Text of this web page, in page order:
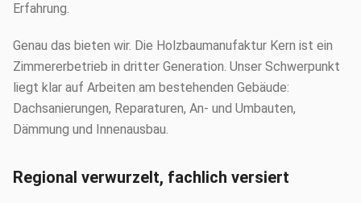
Erfahrung.
Genau das bieten wir. Die Holzbaumanufaktur Kern ist ein
Zimmererbetrieb in dritter Generation. Unser Schwerpunkt
liegt klar auf Arbeiten am bestehenden Gebäude:
Dachsanierungen, Reparaturen, An- und Umbauten,
Dämmung und Innenausbau.
Regional verwurzelt, fachlich versiert